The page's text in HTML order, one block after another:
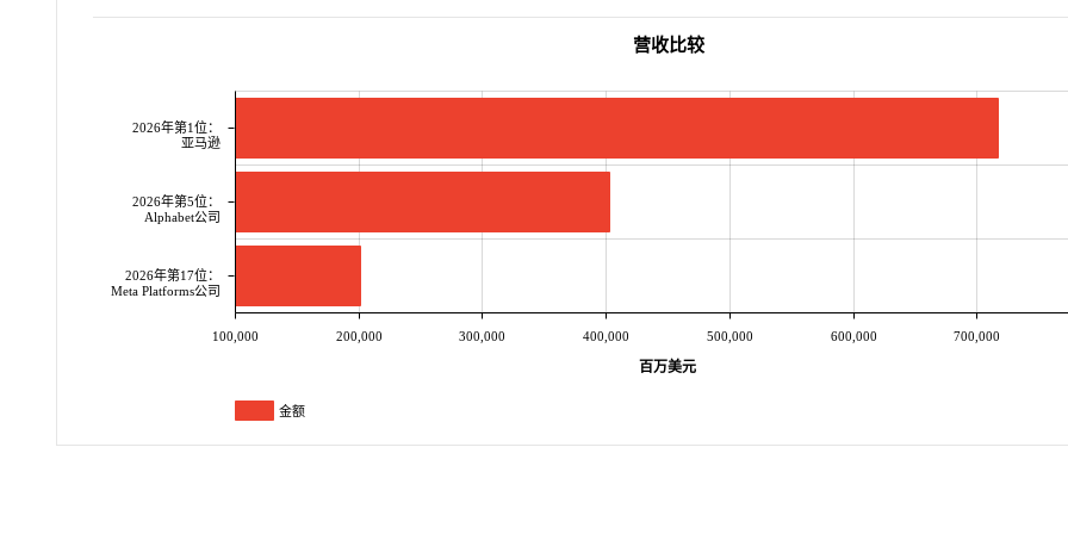
2026年第1位：
亚马逊
2026年第5位：
Alphabet公司
2026年第17位：
Meta Platforms公司
100,000 200,000 300,000 400,000 500,000 600,000 700,000
百万美元
营收比较
金额